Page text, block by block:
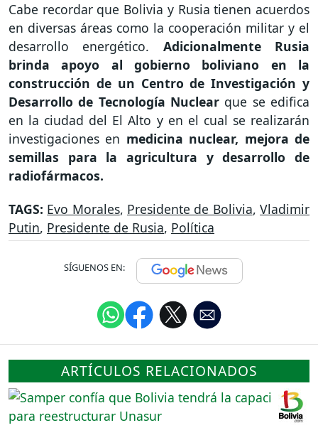
Cabe recordar que Bolivia y Rusia tienen acuerdos
en diversas áreas como la cooperación militar y el
desarrollo energético. Adicionalmente Rusia
brinda apoyo al gobierno boliviano en la
construcción de un Centro de Investigación y
Desarrollo de Tecnología Nuclear que se edifica
en la ciudad del El Alto y en el cual se realizarán
investigaciones en medicina nuclear, mejora de
semillas para la agricultura y desarrollo de
radiofármacos.
TAGS: Evo Morales, Presidente de Bolivia,Vladimir
Putin, Presidente de Rusia, Política
SÍGUENOS EN:
ARTÍCULOS RELACIONADOS